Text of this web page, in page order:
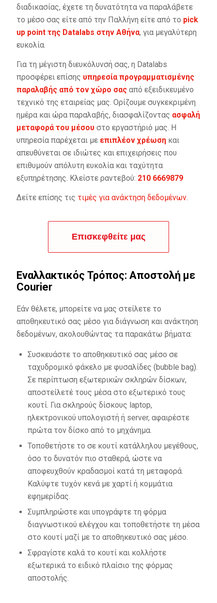
διαδικασίας, έχετε τη δυνατότητα να παραλάβετε
το μέσο σας είτε από την Παλλήνη είτε από το pick
up point της Datalabs στην Αθήνα, για μεγαλύτερη
ευκολία.
Για τη μέγιστη διευκόλυνσή σας, η Datalabs
προσφέρει επίσης υπηρεσία προγραμματισμένης
παραλαβής από τον χώρο σαςαπό εξειδικευμένο
τεχνικό της εταιρείας μας. Ορίζουμε συγκεκριμένη
ημέρα και ώρα παραλαβής, διασφαλίζοντας ασφαλή
μεταφορά του μέσουστο εργαστήριό μας. Η
υπηρεσία παρέχεται με επιπλέον χρέωσηκαι
απευθύνεται σε ιδιώτες και επιχειρήσεις που
επιθυμούν απόλυτη ευκολία και ταχύτητα
εξυπηρέτησης. Κλείστε ραντεβού: 210 6669879
Δείτε επίσης τις τιμές για ανάκτηση δεδομένων.
Επισκεφθείτε μας
Εναλλακτικός Τρόπος: Αποστολή με
Courier
Εάν θέλετε, μπορείτε να μας στείλετε το
αποθηκευτικό σας μέσο για διάγνωση και ανάκτηση
δεδομένων, ακολουθώντας τα παρακάτω βήματα:
Συσκευάστε το αποθηκευτικό σας μέσο σε
ταχυδρομικό φάκελο με φυσαλίδες (bubble bag).
Σε περίπτωση εξωτερικών σκληρών δίσκων,
αποστείλετέ τους μέσα στο εξωτερικό τους
κουτί. Για σκληρούς δίσκους laptop,
ηλεκτρονικού υπολογιστή ή server, αφαιρέστε
πρώτα τον δίσκο από το μηχάνημα.
Τοποθετήστε το σε κουτί κατάλληλου μεγέθους,
όσο το δυνατόν πιο σταθερά, ώστε να
αποφευχθούν κραδασμοί κατά τη μεταφορά.
Καλύψτε τυχόν κενά με χαρτί ή κομμάτια
εφημερίδας.
Συμπληρώστε και υπογράψτε τη φόρμα
διαγνωστικού ελέγχου και τοποθετήστε τη μέσα
στο κουτί μαζί με το αποθηκευτικό σας μέσο.
Σφραγίστε καλά το κουτί και κολλήστε
εξωτερικά το ειδικό πλαίσιο της φόρμας
αποστολής.